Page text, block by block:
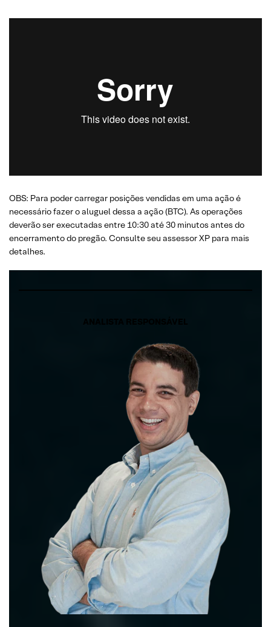
OBS: Para poder carregar posições vendidas em uma ação é
necessário fazer o aluguel dessa a ação (BTC). As operações
deverão ser executadas entre 10:30 até 30 minutos antes do
encerramento do pregão. Consulte seu assessor XP para mais
detalhes.